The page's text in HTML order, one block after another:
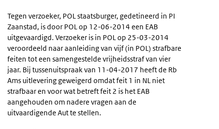
Tegen verzoeker, POL staatsburger, gedetineerd in PI
Zaanstad, is door POL op 12-06-2014 een EAB
uitgevaardigd. Verzoeker is in POL op 25-03-2014
veroordeeld naar aanleiding van vijf (in POL) strafbare
feiten tot een samengestelde vrijheidsstraf van vier
jaar. Bij tussenuitspraak van 11-04-2017 heeft de Rb
Ams uitlevering geweigerd omdat feit 1 in NL niet
strafbaar en voor wat betreft feit 2 is het EAB
aangehouden om nadere vragen aan de
uitvaardigende Aut te stellen.